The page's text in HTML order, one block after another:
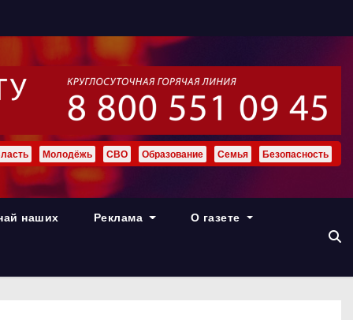
Молодёжь СВО Образование Семья Безопасность
наших Реклама О газете